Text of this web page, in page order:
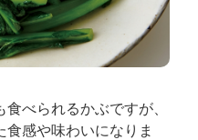
べられるかぶですが、
感や味わいになりま